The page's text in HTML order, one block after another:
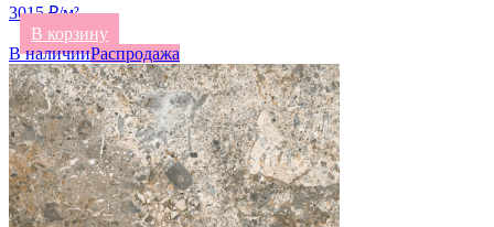
3015 ₽/м²
В корзину
В наличииРаспродажа